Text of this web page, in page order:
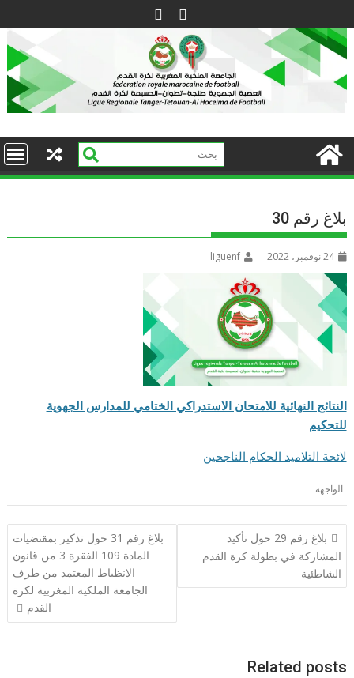
to
content
بلاغ رقم 30
24 نوفمبر، 2022 liguenf
النتائج النهائية للامتحان الاستدراكي الختامي للمدارس الجهوية
للتحكيم
لائحة التلاميد الحكام الناجحين
الواجهة
تصفّح
المقالات
بلاغ رقم 29 حول تأكيد
المشاركة في بطولة كرة القدم
الشاطئية
بلاغ رقم 31 حول تذكير بمقتضيات
المادة 109 الفقرة 3 من قانون
الانظباط المعتمد من طرف
الجامعة الملكية المغربية لكرة
القدم
Related posts